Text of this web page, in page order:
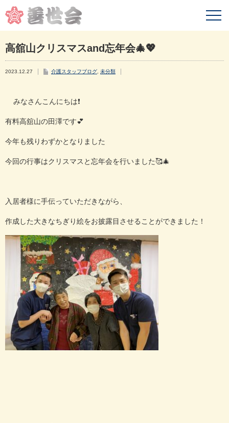
高舘山クリスマスand忘年会🎄💖
2023.12.27 介護スタッフブログ 未分類
みなさんこんにちは❗️
有料高舘山の田澤です💕
今年も残りわずかとなりました
今回の行事はクリスマスと忘年会を行いました🥰🎄
入居者様に手伝っていただきながら、
作成した大きなちぎり絵をお披露目させることができました！